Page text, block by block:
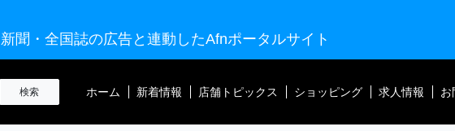
・全国誌の広告と連動したAfnポータルサイト
ホーム 新着情報 店舗トピックス ショッピング 求人情報 お